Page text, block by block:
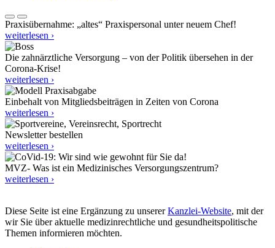
Praxisübernahme: „altes“ Praxispersonal unter neuem Chef!
weiterlesen ›
Die zahnärztliche Versorgung – von der Politik übersehen in der
Corona-Krise!
weiterlesen ›
Einbehalt von Mitgliedsbeiträgen in Zeiten von Corona
weiterlesen ›
Newsletter bestellen
weiterlesen ›
MVZ- Was ist ein Medizinisches Versorgungszentrum?
weiterlesen ›
Diese Seite ist eine Ergänzung zu unsererKanzlei-Website, mit der
wir Sie über aktuelle medizinrechtliche und gesundheitspolitische
Themen informieren möchten.